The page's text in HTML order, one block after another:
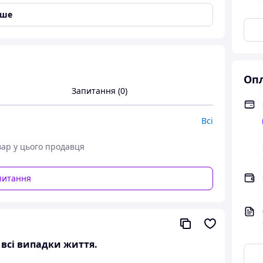
Запитання (0)
Всі
у цього продавця
випадки життя.